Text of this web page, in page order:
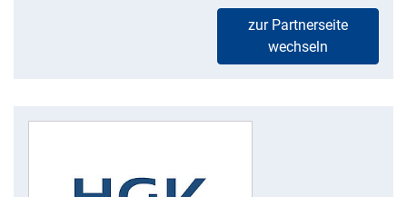
zur Partnerseite
wechseln